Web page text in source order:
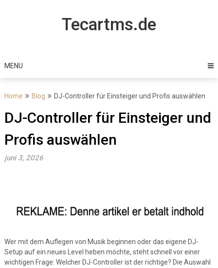
Tecartms.de
MENU
Home Blog DJ-Controller für Einsteiger und Profis auswählen
DJ-Controller für Einsteiger und
Profis auswählen
juni 3, 2026
Wer mit dem Auflegen von Musik beginnen oder das eigene DJ-
Setup auf ein neues Level heben möchte, steht schnell vor einer
wichtigen Frage: Welcher DJ-Controller ist der richtige? Die Auswahl